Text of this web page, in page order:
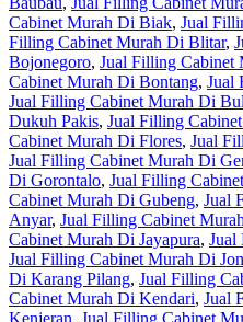
Cabinet Murah Di Biak, Jual
Filling Cabinet Murah Di Blitar,
Bojonegoro, Jual Filling Cabinet
Cabinet Murah Di Bontang, Jual
Jual Filling Cabinet Murah Di
Dukuh Pakis, Jual Filling
Cabinet Murah Di Flores, Jual
Jual Filling Cabinet Murah Di
Di Gorontalo, Jual Filling
Cabinet Murah Di Gubeng, Jual
Anyar, Jual Filling Cabinet
Cabinet Murah Di Jayapura, Jual
Jual Filling Cabinet Murah Di
Di Karang Pilang, Jual Filling
Cabinet Murah Di Kendari, Jual